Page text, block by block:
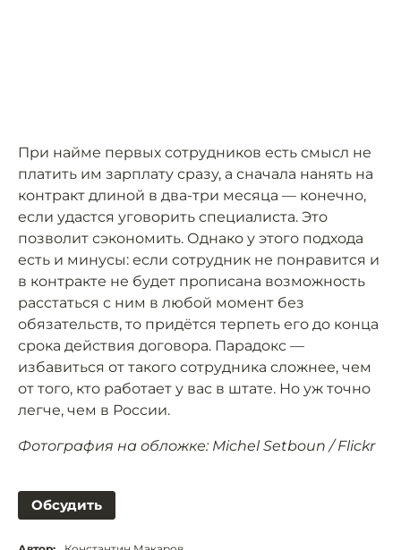
При найме первых сотрудников есть смысл не
платить им зарплату сразу, а сначала нанять на
контракт длиной в два-три месяца — конечно,
если удастся уговорить специалиста. Это
позволит сэкономить. Однако у этого подхода
есть и минусы: если сотрудник не понравится и
в контракте не будет прописана возможность
расстаться с ним в любой момент без
обязательств, то придётся терпеть его до конца
срока действия договора. Парадокс —
избавиться от такого сотрудника сложнее, чем
от того, кто работает у вас в штате. Но уж точно
легче, чем в России.
Фотография на обложке: Michel Setboun / Flickr
Обсудить